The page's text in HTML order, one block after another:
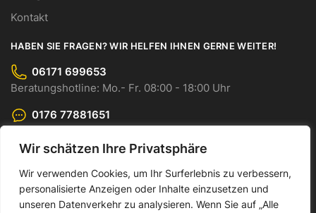
Wir schätzen Ihre Privatsphäre
Wir verwenden Cookies, um Ihr Surferlebnis zu verbessern,
personalisierte Anzeigen oder Inhalte einzusetzen und
unseren Datenverkehr zu analysieren. Wenn Sie auf „Alle
Kontakt
HABEN SIE FRAGEN? WIR HELFEN IHNEN GERNE WEITER!
06171 699653
Beratungshotline: Mo.- Fr. 08:00 - 18:00 Uhr
0176 77881651
info@cmo-gmbh.com
Senden Sie uns Ihre Anfrage bequem per E-Mail.
© CMO GmbH 2023